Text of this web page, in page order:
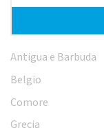
Antigua e Barbuda
Belgio
Comore
Grecia